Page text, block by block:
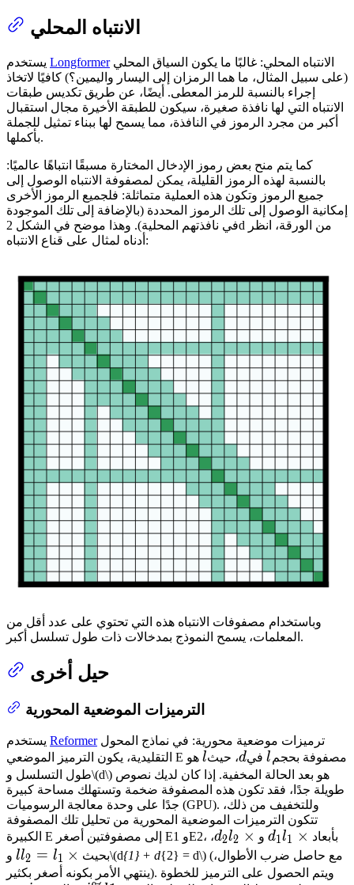
الانتباه المحلي
Longformerالانتباه المحلي: غالبًا ما يكون السياق المحلي
(على سبيل المثال، ما هما الرمزان إلى اليسار واليمين؟) كافيًا لاتخاذ
إجراء بالنسبة للرمز المعطى. أيضًا، عن طريق تكديس طبقات
الانتباه التي لها نافذة صغيرة، سيكون للطبقة الأخيرة مجال استقبال
أكبر من مجرد الرموز في النافذة، مما يسمح لها ببناء تمثيل للجملة
بأكملها.
كما يتم منح بعض رموز الإدخال المختارة مسبقًا انتباهًا عالميًا:
بالنسبة لهذه الرموز القليلة، يمكن لمصفوفة الانتباه الوصول إلى
جميع الرموز وتكون هذه العملية متماثلة: فلجميع الرموز الأخرى
إمكانية الوصول إلى تلك الرموز المحددة (بالإضافة إلى تلك الموجودة
في نافذتهم المحلية). وهذا موضح في الشكل 2d من الورقة، انظر
أدناه لمثال على قناع الانتباه:
وباستخدام مصفوفات الانتباه هذه التي تحتوي على عدد أقل من
المعلمات، يسمح النموذج بمدخالات ذات طول تسلسل أكبر.
حيل أخرى
الترميزات الموضعية المحورية
Reformerترميزات موضعية محورية: في نماذج المحول
التقليدية، يكون الترميز الموضعي E مصفوفة بحجمl
lفي
d
d، حيث
l
l هو
طول التسلسل و\(d\) هو بعد الحالة المخفية. إذا كان لديك نصوص
طويلة جدًا، فقد تكون هذه المصفوفة ضخمة وتستهلك مساحة كبيرة
جدًا على وحدة معالجة الرسوميات (GPU). وللتخفيف من ذلك،
تتكون الترميزات الموضعية المحورية من تحليل تلك المصفوفة
الكبيرة E إلى مصفوفتين أصغر E1 وE2، بأبعاد
l_{1}
\times
d_{1}
l1 ×
d1 و
l_{2}
\times
d_{2}
l2 ×
d2
،
بحيث
l_{1}
\times
l1 ×
l2 =
l و\(d{1} + d{2} = d\) (مع حاصل ضرب الأطوال،
ينتهي الأمر بكونه أصغر بكثير). ويتم الحصول على الترميز للخطوة